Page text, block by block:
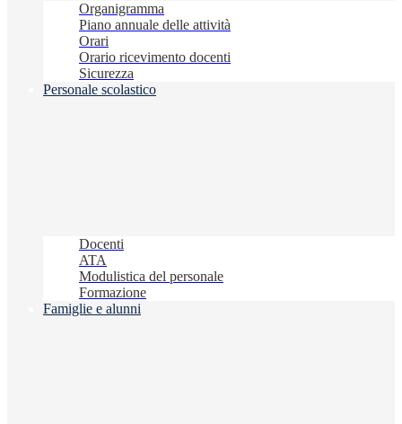
Organigramma
Piano annuale delle attività
Orari
Orario ricevimento docenti
Sicurezza
Personale scolastico
Docenti
ATA
Modulistica del personale
Formazione
Famiglie e alunni